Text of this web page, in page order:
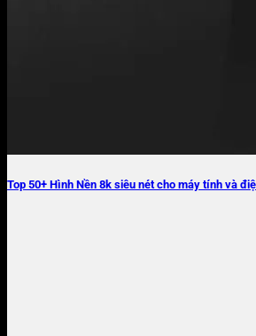
Top 50+ Hình Nền 8k siêu nét cho máy tính và